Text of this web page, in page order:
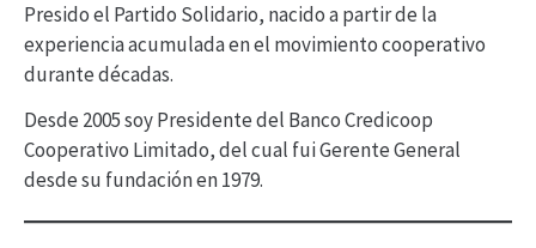
e
v
d
e
o
Presido el Partido Solidario, nacido a partir de la
experiencia acumulada en el movimiento cooperativo
durante décadas.
Desde 2005 soy Presidente del Banco Credicoop
Cooperativo Limitado, del cual fui Gerente General
desde su fundación en 1979.